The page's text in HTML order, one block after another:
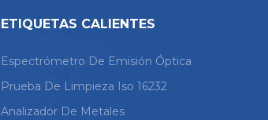
ETIQUETAS CALIENTES
Espectrómetro De Emisión Óptica
Prueba De Limpieza Iso 16232
Analizador De Metales